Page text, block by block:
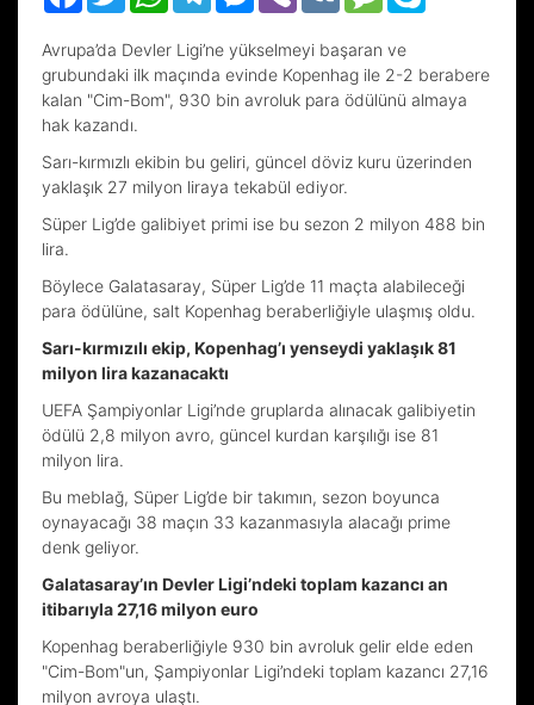
Avrupa’da Devler Ligi’ne yükselmeyi başaran ve
grubundaki ilk maçında evinde Kopenhag ile 2-2 berabere
kalan "Cim-Bom", 930 bin avroluk para ödülünü almaya
hak kazandı.
Sarı-kırmızlı ekibin bu geliri, güncel döviz kuru üzerinden
yaklaşık 27 milyon liraya tekabül ediyor.
Süper Lig’de galibiyet primi ise bu sezon 2 milyon 488 bin
lira.
Böylece Galatasaray, Süper Lig’de 11 maçta alabileceği
para ödülüne, salt Kopenhag beraberliğiyle ulaşmış oldu.
Sarı-kırmızılı ekip, Kopenhag’ı yenseydi yaklaşık 81
milyon lira kazanacaktı
UEFA Şampiyonlar Ligi’nde gruplarda alınacak galibiyetin
ödülü 2,8 milyon avro, güncel kurdan karşılığı ise 81
milyon lira.
Bu meblağ, Süper Lig’de bir takımın, sezon boyunca
oynayacağı 38 maçın 33 kazanmasıyla alacağı prime
denk geliyor.
Galatasaray’ın Devler Ligi’ndeki toplam kazancı an
itibarıyla 27,16 milyon euro
Kopenhag beraberliğiyle 930 bin avroluk gelir elde eden
"Cim-Bom"un, Şampiyonlar Ligi’ndeki toplam kazancı 27,16
milyon avroya ulaştı.